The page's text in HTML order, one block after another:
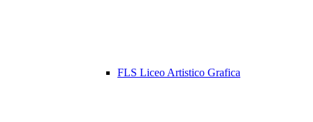
FLS Liceo Artistico Grafica